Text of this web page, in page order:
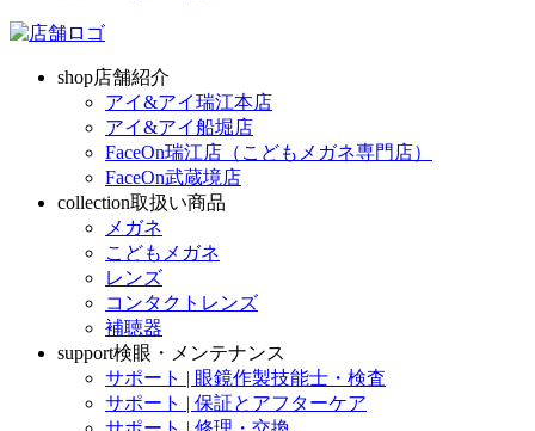
shop店舗紹介
アイ&アイ瑞江本店
アイ&アイ船堀店
FaceOn瑞江店（こどもメガネ専門店）
FaceOn武蔵境店
collection取扱い商品
メガネ
こどもメガネ
レンズ
コンタクトレンズ
補聴器
support検眼・メンテナンス
サポート | 眼鏡作製技能士・検査
サポート | 保証とアフターケア